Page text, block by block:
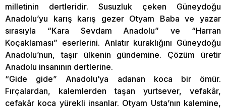
milletinin dertleridir. Susuzluk çeken Güneydoğu
Anadolu’yu karış karış gezer Otyam Baba ve yazar
sırasıyla “Kara Sevdam Anadolu” ve “Harran
Koçaklaması” eserlerini. Anlatır kuraklığını Güneydoğu
Anadolu’nun, taşır ülkenin gündemine. Çözüm üretir
Anadolu insanının dertlerine.
“Gide gide” Anadolu’ya adanan koca bir ömür.
Fırçalardan, kalemlerden taşan yurtsever, vefakâr,
cefakâr koca yürekli insanlar. Otyam Usta’nın kalemine,